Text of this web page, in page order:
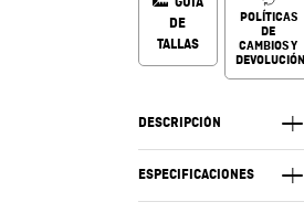
DE
TALLAS
POLÍTICAS
DE
CAMBIOS Y
DEVOLUCIÓN
DESCRIPCIÓN
ESPECIFICACIONES